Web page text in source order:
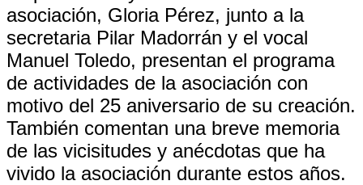
asociación, Gloria Pérez, junto a la
secretaria Pilar Madorrán y el vocal
Manuel Toledo, presentan el programa
de actividades de la asociación con
motivo del 25 aniversario de su creación.
También comentan una breve memoria
de las vicisitudes y anécdotas que ha
vivido la asociación durante estos años.